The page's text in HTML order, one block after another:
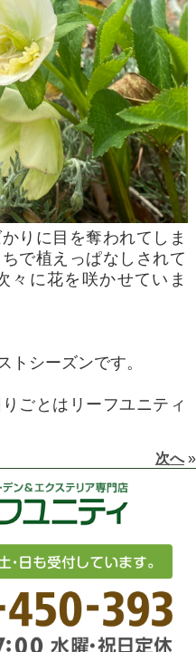
りに目を奪われてしま
で植えっぱなしされて
々に花を咲かせていま
トシーズンです。
ごとはリーフユニティ
次へ»